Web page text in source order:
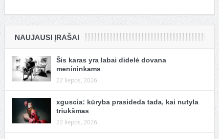
NAUJAUSI ĮRAŠAI
Šis karas yra labai didelė dovana
menininkams
22 liepos, 2026
xguscia: kūryba prasideda tada, kai nutyla
triukšmas
22 liepos, 2026